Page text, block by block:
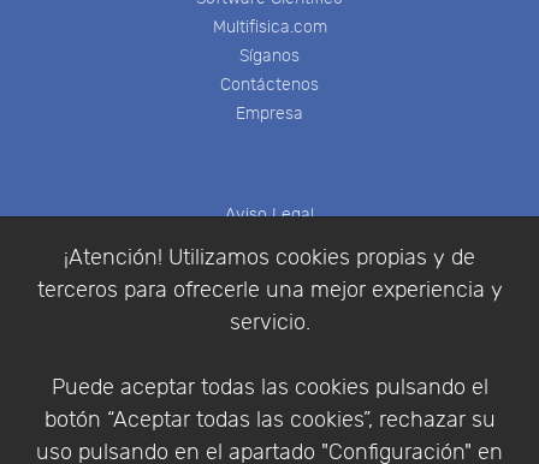
¡Atención! Utilizamos cookies propias y de
terceros para ofrecerle una mejor experiencia y
servicio.
Puede aceptar todas las cookies pulsando el
botón “Aceptar todas las cookies”, rechazar su
uso pulsando en el apartado "Configuración" en
Multifisica.com
Síganos
Contáctenos
Empresa
Aviso Legal
Condiciones de compra
Identificarse